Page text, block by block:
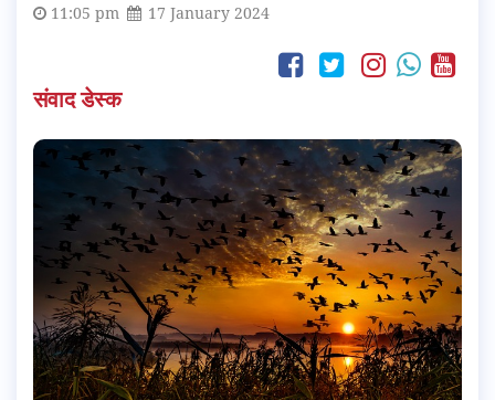
11:05 pm 17 January 2024
संवाद डेस्क